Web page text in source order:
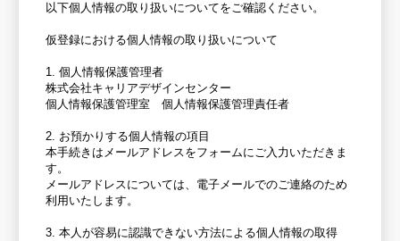
以下個人情報の取り扱いについてをご確認ください。
仮登録における個人情報の取り扱いについて
1. 個人情報保護管理者
株式会社キャリアデザインセンター
個人情報保護管理室 個人情報保護管理責任者
2. お預かりする個人情報の項目
本手続きはメールアドレスをフォームにご入力いただきま
す。
メールアドレスについては、電子メールでのご連絡のため
利用いたします。
3. 本人が容易に認識できない方法による個人情報の取得